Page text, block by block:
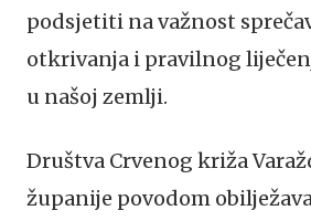
podsjetiti na važnost
otkrivanja i pravilnog
u našoj zemlji.
Društva Crvenog križa
županije povodom